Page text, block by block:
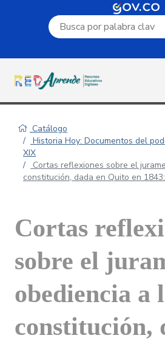
Campo de búsqueda por
Catálogo
Historia Hoy: Documentos del
XIX
Cortas reflexiones sobre el
constitución, dada en Quito en
Cortas
sobre el
obediencia a
constitución,